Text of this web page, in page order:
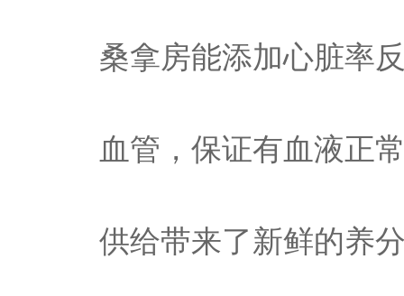
桑拿房能添加心脏率
血管，保证有血液正
供给带来了新鲜的养